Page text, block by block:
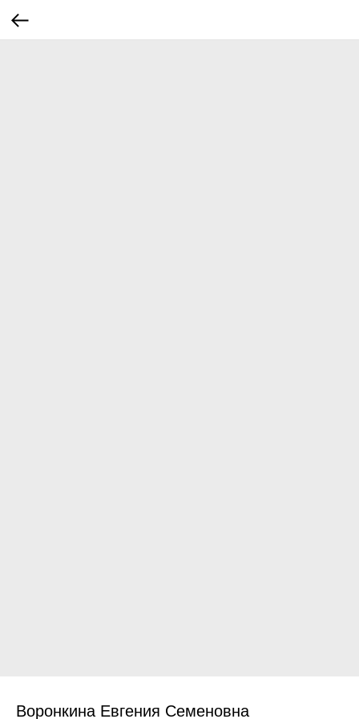
Воронкина Евгения Семеновна